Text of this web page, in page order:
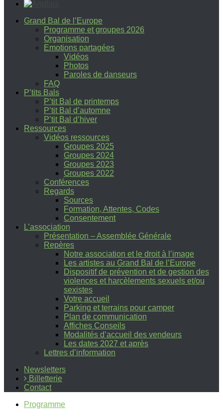
Grand Bal de l’Europe
Programme et groupes 2026
Organisation
Emotions partagées
Vidéos
Photos
Paroles de danseurs
FAQ
P’tits Bals
P’tit Bal de printemps
P’tit Bal d’automne
P’tit Bal d’hiver
Ressources
Vidéos ressources
Groupes 2025
Groupes 2024
Groupes 2023
Groupes 2022
Conférences
Regards
Sources
Formation, Attentes, Codes
Consentement
L’association
Présentation – Assemblée Générale
Repères
Notre association et le droit à l’image
Les artistes au Grand Bal de l’Europe
Dispositif de prévention et de gestion des
violences et harcèlements sexuels et/ou
sexistes
Votre accueil
Parking et terrains pour camper
Plan de communication
Affiches Conseils
Modalités d’accueil des vendeurs
Les dates 2027 et après
Lettres d’information
Newsletters
Billetterie
Contact
Programme